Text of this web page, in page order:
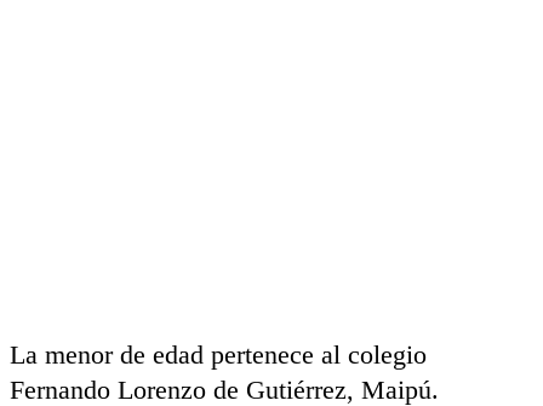
La menor de edad pertenece al colegio
Fernando Lorenzo de Gutiérrez, Maipú.